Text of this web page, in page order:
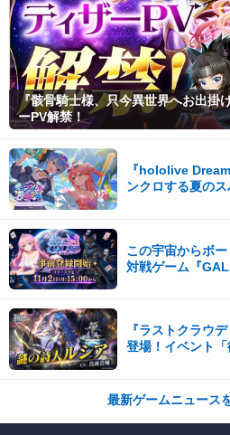
『骸骨騎士様、只今異世界へお出掛
ーPV解禁！
『hololive
ンクロする夏の
この宇宙からボ
対戦ゲーム『
『ラストクラウ
登場！イベント
最新ゲームニュース